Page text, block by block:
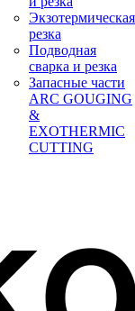
Экзотермическая
резка
Подводная
сварка и резка
Запасные части
ARC GOUGING
&
EXOTHERMIC
CUTTING